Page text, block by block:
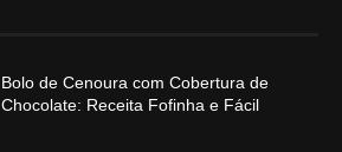
Bolo de Cenoura com Cobertura de
Chocolate: Receita Fofinha e Fácil